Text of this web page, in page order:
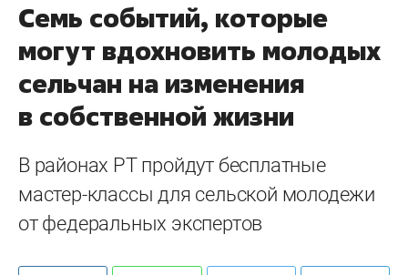
Семь событий, которые
могут вдохновить молодых
сельчан на изменения
в собственной жизни
В районах РТ пройдут бесплатные
мастер-классы для сельской молодежи
от федеральных экспертов